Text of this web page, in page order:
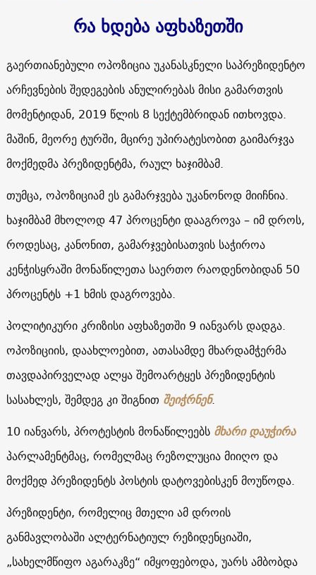
რა ხდება აფხაზეთში
გაერთიანებული ოპოზიცია უკანასკნელი საპრეზიდენტო
არჩევნების შედეგების ანულირებას მისი გამართვის
მომენტიდან, 2019 წლის 8 სექტემბრიდან ითხოვდა.
მაშინ, მეორე ტურში, მცირე უპირატესობით გაიმარჯვა
მოქმედმა პრეზიდენტმა, რაულ ხაჯიმბამ.
თუმცა, ოპოზიციამ ეს გამარჯვება უკანონოდ მიიჩნია.
ხაჯიმბამ მხოლოდ 47 პროცენტი დააგროვა – იმ დროს,
როდესაც, კანონით, გამარჯვებისათვის საჭიროა
კენჭისყრაში მონაწილეთა საერთო რაოდენობიდან 50
პროცენტს +1 ხმის დაგროვება.
პოლიტიკური კრიზისი აფხაზეთში 9 იანვარს დადგა.
ოპოზიციის, დაახლოებით, ათასამდე მხარდამჭერმა
თავდაპირველად ალყა შემოარტყეს პრეზიდენტის
სასახლეს, შემდეგ კი შიგნით შეიჭრნენ.
10 იანვარს, პროტესტის მონაწილეებს მხარი დაუჭირა
პარლამენტმაც, რომელმაც რეზოლუცია მიიღო და
მოქმედ პრეზიდენტს პოსტის დატოვებისკენ მოუწოდა.
პრეზიდენტი, რომელიც მთელი ამ დროის
განმავლობაში ალტერნატიულ რეზიდენციაში,
„სახელმწიფო აგარაკზე“ იმყოფებოდა, უარს ამბობდა